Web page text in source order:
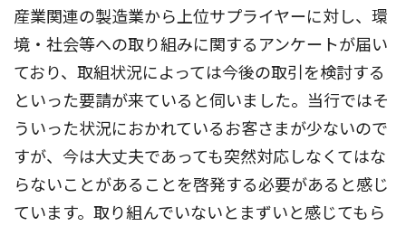
産業関連の製造業から上位サプライヤーに対し、環
境・社会等への取り組みに関するアンケートが届い
ており、取組状況によっては今後の取引を検討する
といった要請が来ていると伺いました。当行ではそ
ういった状況におかれているお客さまが少ないので
すが、今は大丈夫であっても突然対応しなくてはな
らないことがあることを啓発する必要があると感じ
ています。取り組んでいないとまずいと感じてもら